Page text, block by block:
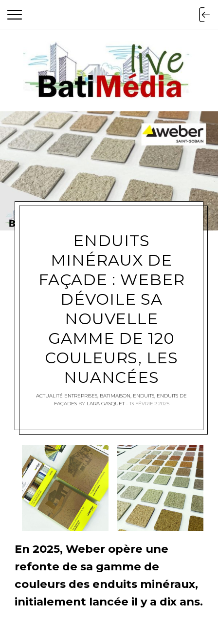
Batimedialive
ENDUITS
MINÉRAUX DE
FAÇADE : WEBER
DÉVOILE SA
NOUVELLE
GAMME DE 120
COULEURS, LES
NUANCÉES
ACTUALITÉ ENTREPRISES, BATIMAISON, ENDUITS, ENDUITS DE
FAÇADES BY LARA GASQUET 13 FÉVRIER 2025
En 2025, Weber opère une
refonte de sa gamme de
couleurs des enduits minéraux,
initialement lancée il y a dix ans.